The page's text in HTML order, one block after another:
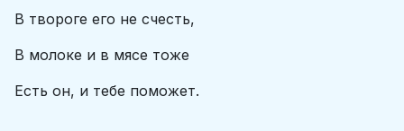
В твороге его не счесть,
В молоке и в мясе тоже
Есть он, и тебе поможет.